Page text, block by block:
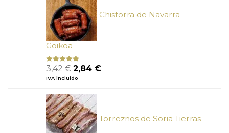
Chistorra de Navarra
Goikoa
Valorado
con
de 5
3,42€ El
precio
era:
3,42 €.
2,84 €El
IVA incluido
Torreznos de Soria Tierras